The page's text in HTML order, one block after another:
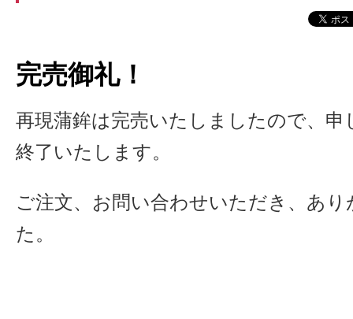
完売御礼！
再現蒲鉾は完売いたしましたので、申
終了いたします。
ご注文、お問い合わせいただき、あ
た。